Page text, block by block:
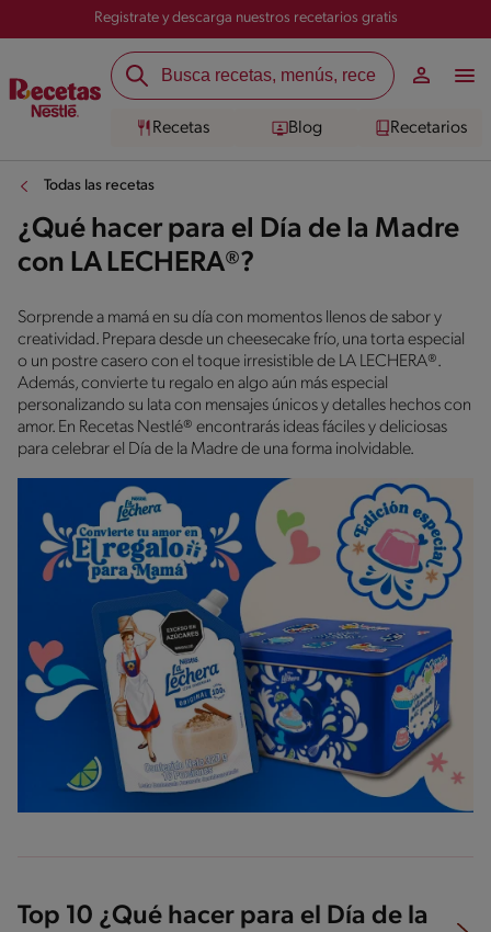
Registrate y descarga nuestros recetarios gratis
Recetas Blog Recetarios
Todas las recetas
¿Qué hacer para el Día de la Madre
con LA LECHERA®?
Sorprende a mamá en su día con momentos llenos de sabor y
creatividad. Prepara desde un cheesecake frío, una torta especial
o un postre casero con el toque irresistible de LA LECHERA®.
Además, convierte tu regalo en algo aún más especial
personalizando su lata con mensajes únicos y detalles hechos con
amor. En Recetas Nestlé® encontrarás ideas fáciles y deliciosas
para celebrar el Día de la Madre de una forma inolvidable.
Top 10 ¿Qué hacer para el Día de la